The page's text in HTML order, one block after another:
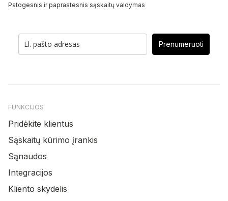
Patogesnis ir paprastesnis sąskaitų valdymas
Prenumeruoti
FUNKCIJOS
Pridėkite klientus
Sąskaitų kūrimo įrankis
Sąnaudos
Integracijos
Kliento skydelis